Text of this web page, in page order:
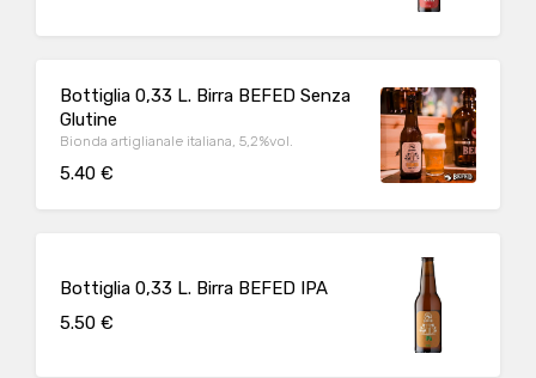
Bottiglia 0,33 L. Birra BEFED Senza
Glutine
Bionda artiglianale italiana, 5,2%vol.
5.40 €
Bottiglia 0,33 L. Birra BEFED IPA
5.50 €